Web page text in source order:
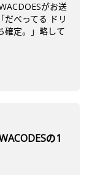
がお送
だべってる ドリ
確定。」略して
の1